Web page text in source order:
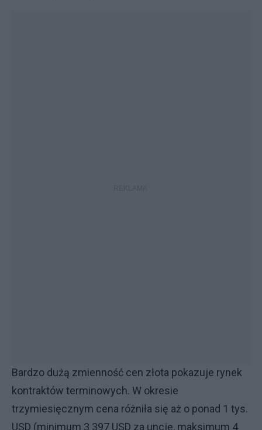
Bardzo dużą zmienność cen złota pokazuje rynek
kontraktów terminowych. W okresie
trzymiesięcznym cena różniła się aż o ponad 1 tys.
USD (minimum 3 397 USD za uncję, maksimum 4